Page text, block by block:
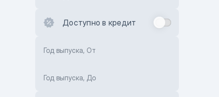
Доступно в кредит
Год выпуска, От
Год выпуска, До